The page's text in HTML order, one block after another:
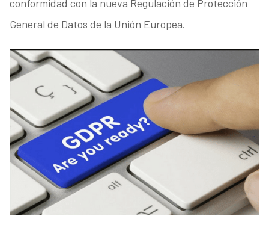
conformidad con la nueva Regulación de Protección
General de Datos de la Unión Europea.